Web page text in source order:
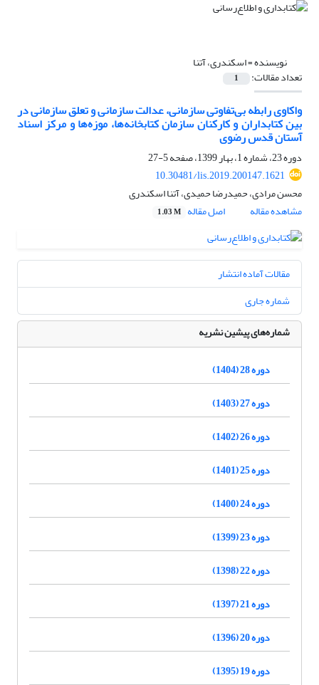
نویسنده =اسکندری، آتنا
تعداد مقالات: 1
واکاوی رابطه بی‌تفاوتی سازمانی، عدالت سازمانی و تعلق سازمانی در
بین کتابداران و کارکنان سازمان کتابخانه‌ها، موزه‌ها و مرکز اسناد
آستان قدس رضوی
دوره 23، شماره 1، بهار 1399، صفحه
5-27
10.30481/lis.2019.200147.1621
محسن مرادی، حمیدرضا حمیدی، آتنا اسکندری
مشاهده مقاله
اصل مقاله 1.03 M
مقالات آماده انتشار
شماره جاری
شماره‌های پیشین نشریه
دوره 28 (1404)
دوره 27 (1403)
دوره 26 (1402)
دوره 25 (1401)
دوره 24 (1400)
دوره 23 (1399)
دوره 22 (1398)
دوره 21 (1397)
دوره 20 (1396)
دوره 19 (1395)